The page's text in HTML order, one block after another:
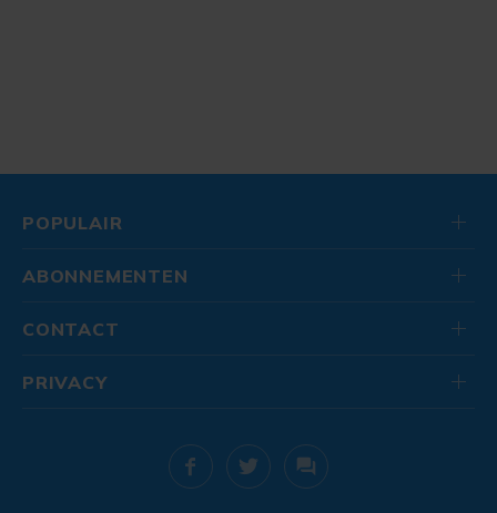
POPULAIR
ABONNEMENTEN
CONTACT
PRIVACY